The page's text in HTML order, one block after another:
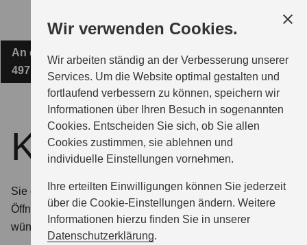
Wir verwenden Cookies.
Wir arbeiten ständig an der Verbesserung unserer
Services. Um die Website optimal gestalten und
fortlaufend verbessern zu können, speichern wir
Informationen über Ihren Besuch in sogenannten
Cookies. Entscheiden Sie sich, ob Sie allen
Cookies zustimmen, sie ablehnen und
individuelle Einstellungen vornehmen.
Ihre erteilten Einwilligungen können Sie jederzeit
über die Cookie-Einstellungen ändern. Weitere
Informationen hierzu finden Sie in unserer
Datenschutzerklärung.
Hauptinhalt
AUTO BAUMANN & BEHNEN OHG
MODELLE
ZUBEHÖR
BERATUNG & KAUF
An der Haarbrücke 1c
49716 Meppen
Kontakt
Sie erreichen uns telefonisch zu den unten angegebenen
Öffnungszeiten. Wenn Sie einen Beratungstermin
wünschen, nutzen Sie am besten unser Kontaktformular.